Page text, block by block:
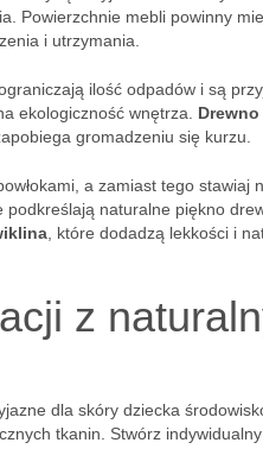
Powierzchnie mebli powinny
i utrzymania.
ograniczają ilość odpadów i są
ekologiczność wnętrza. Drewno
gromadzeniu się kurzu.
a zamiast tego stawiaj
naturalne piękno
, które dodadzą lekkości i
z
dla skóry dziecka
tkanin. Stwórz